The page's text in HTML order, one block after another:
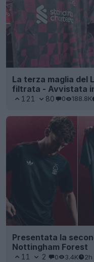
La terza maglia del
filtrata - Avvistata
121 80 0 188.8K
Presentata la
Nottingham Forest
11 2 0 3.4K 2h